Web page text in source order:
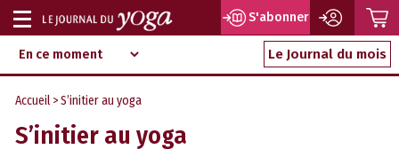
Aller
au
contenu
d‘information
indépendant
Afficher
ou
masquer
la
navigation
S'abonner
Le Journal du mois
Accueil > S’initier au yoga
S’initier au yoga